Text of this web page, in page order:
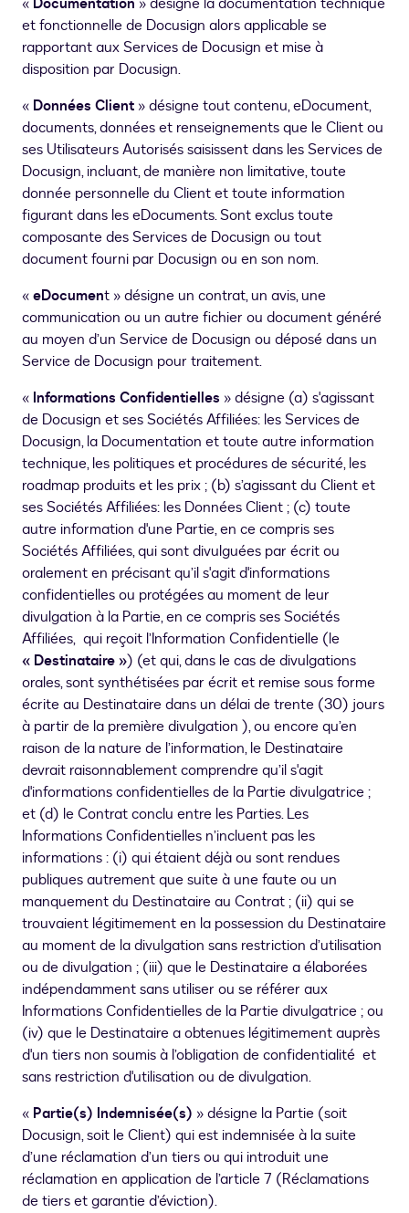
et fonctionnelle de Docusign alors applicable se
rapportant aux Services de Docusign et mise à
disposition par Docusign.
« Données Client » désigne tout contenu, eDocument,
documents, données et renseignements que le Client ou
ses Utilisateurs Autorisés saisissent dans les Services de
Docusign, incluant, de manière non limitative, toute
donnée personnelle du Client et toute information
figurant dans les eDocuments. Sont exclus toute
composante des Services de Docusign ou tout
document fourni par Docusign ou en son nom.
«eDocument » désigne un contrat, un avis, une
communication ou un autre fichier ou document généré
au moyen d’un Service de Docusign ou déposé dans un
Service de Docusign pour traitement.
« Informations Confidentielles » désigne (a) s'agissant
de Docusign et ses Sociétés Affiliées: les Services de
Docusign, la Documentation et toute autre information
technique, les politiques et procédures de sécurité, les
roadmap produits et les prix ; (b) s’agissant du Client et
ses Sociétés Affiliées: les Données Client ; (c) toute
autre information d'une Partie, en ce compris ses
Sociétés Affiliées, qui sont divulguées par écrit ou
oralement en précisant qu’il s'agit d'informations
confidentielles ou protégées au moment de leur
divulgation à la Partie, en ce compris ses Sociétés
Affiliées, qui reçoit l’Information Confidentielle (le
« Destinataire ») (et qui, dans le cas de divulgations
orales, sont synthétisées par écrit et remise sous forme
écrite au Destinataire dans un délai de trente (30) jours
à partir de la première divulgation ), ou encore qu’en
raison de la nature de l’information, le Destinataire
devrait raisonnablement comprendre qu’il s'agit
d'informations confidentielles de la Partie divulgatrice ;
et (d) le Contrat conclu entre les Parties. Les
Informations Confidentielles n’incluent pas les
informations : (i) qui étaient déjà ou sont rendues
publiques autrement que suite à une faute ou un
manquement du Destinataire au Contrat ; (ii) qui se
trouvaient légitimement en la possession du Destinataire
au moment de la divulgation sans restriction d’utilisation
ou de divulgation ; (iii) que le Destinataire a élaborées
indépendamment sans utiliser ou se référer aux
Informations Confidentielles de la Partie divulgatrice ; ou
(iv) que le Destinataire a obtenues légitimement auprès
d'un tiers non soumis à l’obligation de confidentialité et
sans restriction d'utilisation ou de divulgation.
« Partie(s) Indemnisée(s) » désigne la Partie (soit
Docusign, soit le Client) qui est indemnisée à la suite
d’une réclamation d’un tiers ou qui introduit une
réclamation en application de l’article 7 (Réclamations
de tiers et garantie d’éviction).